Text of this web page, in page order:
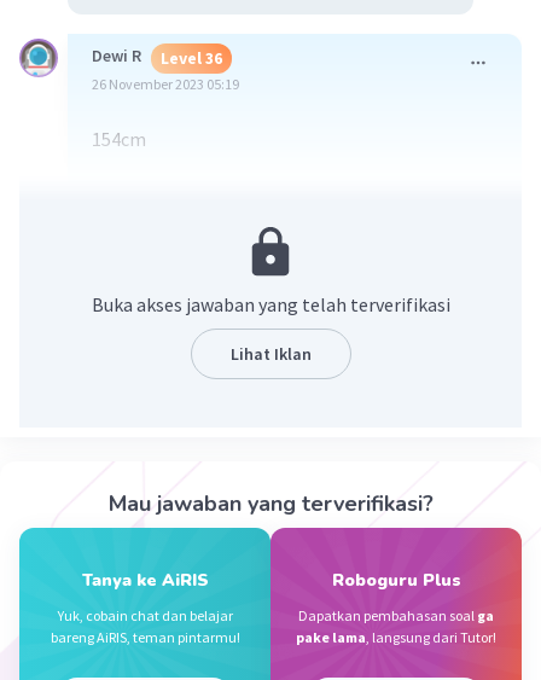
Dewi R Level 36
26 November 2023 05:19
154cm
Level 38
26 November 2023 05:22
makasih kak
154 cm²
Beri Rating
Octavia K
Buka akses jawaban yang telah terverifikasi
Lihat Iklan
Mau jawaban yang terverifikasi?
Tanya ke AiRIS
Yuk, cobain chat dan belajar
bareng AiRIS, teman pintarmu!
Roboguru Plus
Dapatkan pembahasan soal ga
pake lama, langsung dari Tutor!